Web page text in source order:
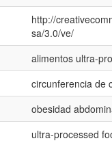
http://
sa/3.0/ve/
alimentos ultra-
circunferencia de
obesidad
ultra-processed